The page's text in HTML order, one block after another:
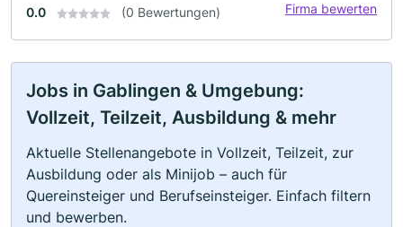
0.0 (0 Bewertungen) Firma bewerten
Jobs in Gablingen & Umgebung:
Vollzeit, Teilzeit, Ausbildung & mehr
Aktuelle Stellenangebote in Vollzeit, Teilzeit, zur
Ausbildung oder als Minijob – auch für
Quereinsteiger und Berufseinsteiger. Einfach filtern
und bewerben.